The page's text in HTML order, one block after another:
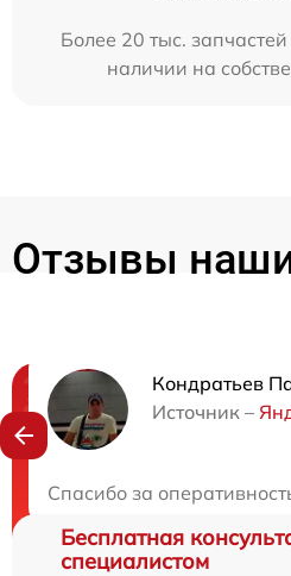
Более 20 тыс.
наличии на
Отзывы
Кондратьев
Источник –
Спасибо за
Нужна
Бесплатная
специалистом